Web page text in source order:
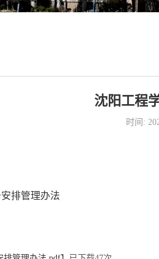
沈阳工程
时间:
排管理办法